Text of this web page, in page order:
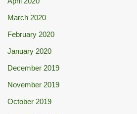
March 2020
February 2020
January 2020
December 2019
November 2019
October 2019